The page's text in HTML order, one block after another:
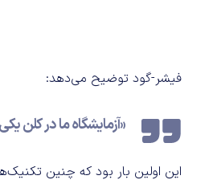
فیشر-گود توضیح می‌دهد:
«آزمایشگاه ما در کلن
این اولین‌ بار بود که چنین